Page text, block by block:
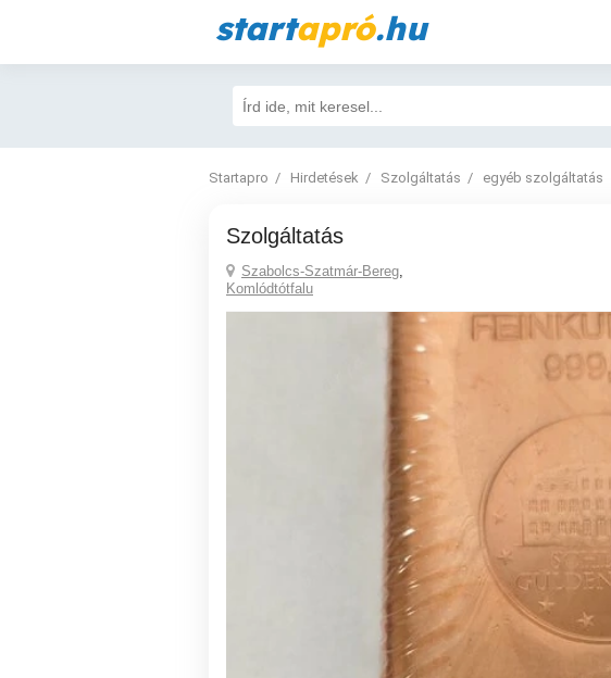
startapró.hu
Startapro Hirdetések Szolgáltatás egyéb szolgáltatás
szolgáltatás
Szabolcs-Szatmár-Bereg,
Komlódtótfalu